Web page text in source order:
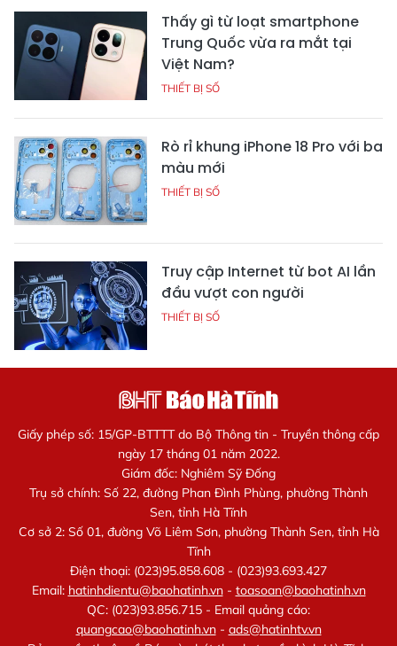
Thấy gì từ loạt smartphone
Trung Quốc vừa ra mắt tại
Việt Nam?
THIẾT BỊ SỐ
Rò rỉ khung iPhone 18 Pro với ba
màu mới
THIẾT BỊ SỐ
Truy cập Internet từ bot AI lần
đầu vượt con người
THIẾT BỊ SỐ
Giấy phép số: 15/GP-BTTTT do Bộ Thông tin - Truyền thông cấp
ngày 17 tháng 01 năm 2022.
Giám đốc: Nghiêm Sỹ Đống
Trụ sở chính: Số 22, đường Phan Đình Phùng, phường Thành
Sen, tỉnh Hà Tĩnh
Cơ sở 2: Số 01, đường Võ Liêm Sơn, phường Thành Sen, tỉnh Hà
Tĩnh
Điện thoại: (023)95.858.608 - (023)93.693.427
Email: hatinhdientu@baohatinh.vn- toasoan@baohatinh.vn
QC: (023)93.856.715 - Email quảng cáo:
quangcao@baohatinh.vn- ads@hatinhtv.vn